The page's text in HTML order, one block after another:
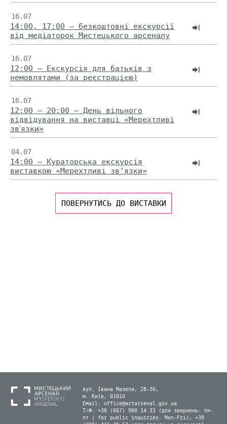
16.07
14:00, 17:00 — безкоштовні екскурсії
від медіаторок Мистецького арсеналу
16.07
12:00 — Екскурсія для батьків з
немовлятами (за реєстрацією)
16.07
12:00 — 20:00 — День вільного
відвідування на виставці «Мерехтливі
звʼязки»
04.07
14:00 — Кураторська екскурсія
виставкою «Мерехтливі зв’язки»
ПОВЕРНУТИСЬ ДО ВИСТАВКИ
вул. Івана Мазепи, 28-30,
м. Київ, 01010
Email: office@artarsenal.gov.ua
Т/Ф: +38 (067) 900 14 33 (для звернень: пн-
пт | for public inquiries: Mon–Fri), +38